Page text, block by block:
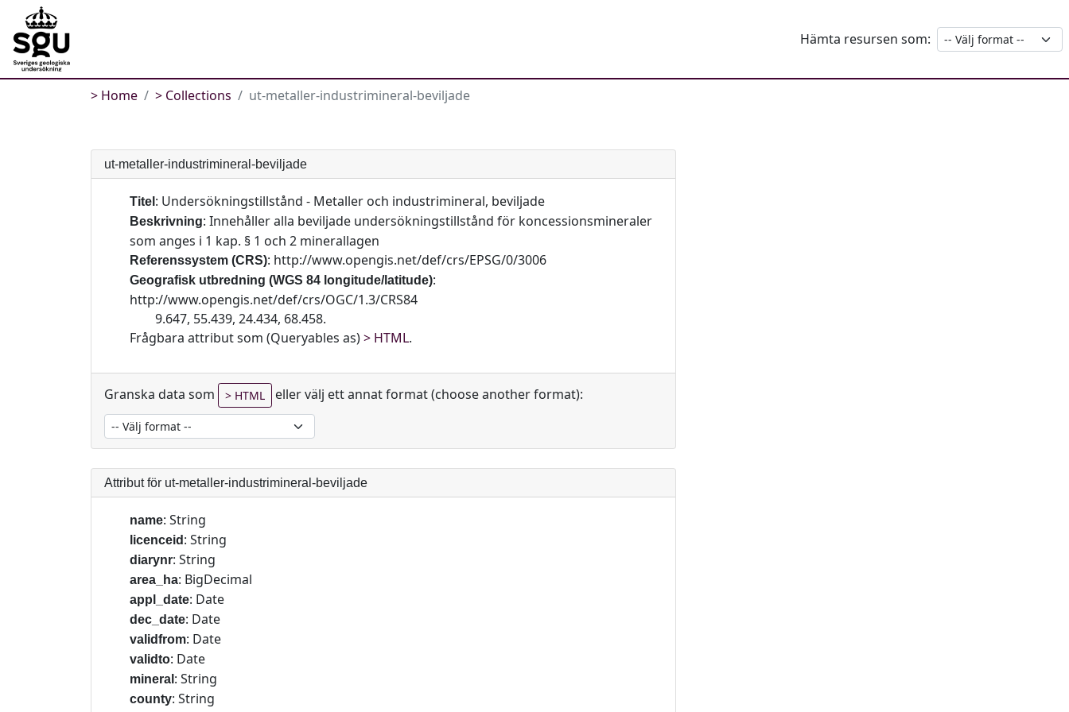
Hämta resursen som:
Home Collections ut-metaller-industrimineral-beviljade
ut-metaller-industrimineral-beviljade
Titel : Undersökningstillstånd - Metaller och industrimineral, beviljade
Beskrivning: Innehåller alla beviljade undersökningstillstånd för koncessionsmineraler
som anges i 1 kap. § 1 och 2 minerallagen
Referenssystem (CRS): http://www.opengis.net/def/crs/EPSG/0/3006
Geografisk utbredning (WGS 84 longitude/latitude):
http://www.opengis.net/def/crs/OGC/1.3/CRS84
9.647, 55.439, 24.434, 68.458.
Frågbara attribut som (Queryables as)
HTML.
Granska data som HTML eller välj ett annat format (choose another format):
Attribut för ut-metaller-industrimineral-beviljade
name: String
licenceid : String
diarynr: String
area_ha: BigDecimal
appl_date: Date
dec_date: Date
validfrom: Date
validto: Date
mineral : String
county: String